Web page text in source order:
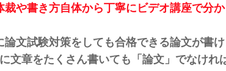
裁や書き方自体から丁寧にビデオ講座で分
論文試験対策をしても合格できる論文が書け
文章をたくさん書いても「論文」でなけれ